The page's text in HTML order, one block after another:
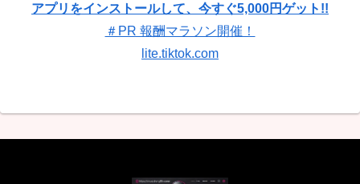
アプリをインストールして、今すぐ5,000円ゲット!!
＃PR 報酬マラソン開催！
lite.tiktok.com